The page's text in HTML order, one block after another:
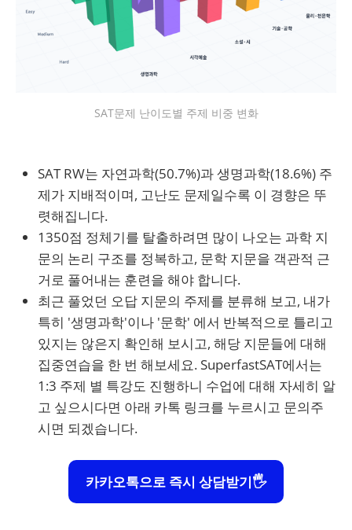
SAT문제 난이도별 주제 비중 변화
SAT RW는 자연과학(50.7%)과 생명과학(18.6%) 주
제가 지배적이며, 고난도 문제일수록 이 경향은 뚜
렷해집니다.
1350점 정체기를 탈출하려면 많이 나오는 과학 지
문의 논리 구조를 정복하고, 문학 지문을 객관적 근
거로 풀어내는 훈련을 해야 합니다.
최근 풀었던 오답 지문의 주제를 분류해 보고, 내가
특히 '생명과학'이나 '문학' 에서 반복적으로 틀리고
있지는 않은지 확인해 보시고, 해당 지문들에 대해
집중연습을 한 번 해보세요. SuperfastSAT에서는
1:3 주제 별 특강도 진행하니 수업에 대해 자세히 알
고 싶으시다면 아래 카톡 링크를 누르시고 문의주
시면 되겠습니다.
카카오톡으로 즉시 상담받기🖐️